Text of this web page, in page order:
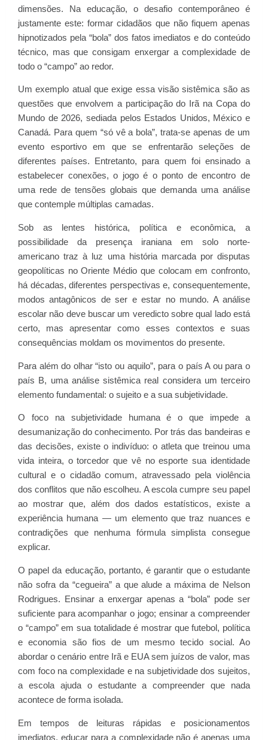
dimensões. Na educação, o desafio contemporâneo é
justamente este: formar cidadãos que não fiquem apenas
hipnotizados pela “bola” dos fatos imediatos e do conteúdo
técnico, mas que consigam enxergar a complexidade de
todo o “campo” ao redor.
Um exemplo atual que exige essa visão sistêmica são as
questões que envolvem a participação do Irã na Copa do
Mundo de 2026, sediada pelos Estados Unidos, México e
Canadá. Para quem “só vê a bola”, trata-se apenas de um
evento esportivo em que se enfrentarão seleções de
diferentes países. Entretanto, para quem foi ensinado a
estabelecer conexões, o jogo é o ponto de encontro de
uma rede de tensões globais que demanda uma análise
que contemple múltiplas camadas.
Sob as lentes histórica, política e econômica, a
possibilidade da presença iraniana em solo norte-
americano traz à luz uma história marcada por disputas
geopolíticas no Oriente Médio que colocam em confronto,
há décadas, diferentes perspectivas e, consequentemente,
modos antagônicos de ser e estar no mundo. A análise
escolar não deve buscar um veredicto sobre qual lado está
certo, mas apresentar como esses contextos e suas
consequências moldam os movimentos do presente.
Para além do olhar “isto ou aquilo”, para o país A ou para o
país B, uma análise sistêmica real considera um terceiro
elemento fundamental: o sujeito e a sua subjetividade.
O foco na subjetividade humana é o que impede a
desumanização do conhecimento. Por trás das bandeiras e
das decisões, existe o indivíduo: o atleta que treinou uma
vida inteira, o torcedor que vê no esporte sua identidade
cultural e o cidadão comum, atravessado pela violência
dos conflitos que não escolheu. A escola cumpre seu papel
ao mostrar que, além dos dados estatísticos, existe a
experiência humana — um elemento que traz nuances e
contradições que nenhuma fórmula simplista consegue
explicar.
O papel da educação, portanto, é garantir que o estudante
não sofra da “cegueira” a que alude a máxima de Nelson
Rodrigues. Ensinar a enxergar apenas a “bola” pode ser
suficiente para acompanhar o jogo; ensinar a compreender
o “campo” em sua totalidade é mostrar que futebol, política
e economia são fios de um mesmo tecido social. Ao
abordar o cenário entre Irã e EUA sem juízos de valor, mas
com foco na complexidade e na subjetividade dos sujeitos,
a escola ajuda o estudante a compreender que nada
acontece de forma isolada.
Em tempos de leituras rápidas e posicionamentos
imediatos, educar para a complexidade não é apenas uma